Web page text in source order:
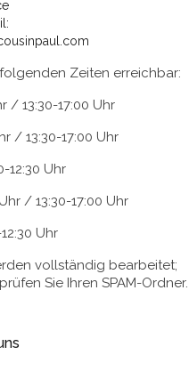
Zeiten erreichbar:
/ 13:30-17:00 Uhr
/ 13:30-17:00 Uhr
12:30 Uhr
/ 13:30-17:00 Uhr
Uhr
vollständig bearbeitet;
Sie Ihren SPAM-Ordner.